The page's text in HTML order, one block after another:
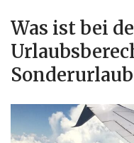
Was ist bei